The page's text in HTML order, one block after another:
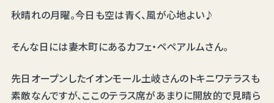
秋晴れの月曜。今日も空は青く、風が心地よい♪
そんな日には妻木町にあるカフェ・ペペアルムさん。
先日オープンしたイオンモール土岐さんのトキニワテラスも
素敵なんですが、ここのテラス席があまりに開放的で見晴ら